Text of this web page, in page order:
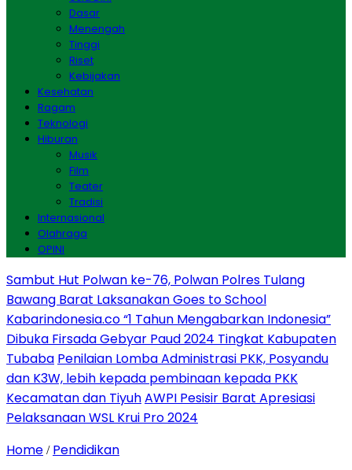
Dasar
Menengah
Tinggi
Riset
Kebijakan
Kesehatan
Ragam
Teknologi
Hiburan
Musik
Film
Teater
Tradisi
Internasional
Olahraga
OPINI
Sambut Hut Polwan ke-76, Polwan Polres Tulang
Bawang Barat Laksanakan Goes to School
Kabarindonesia.co “1 Tahun Mengabarkan Indonesia”
Dibuka Firsada Gebyar Paud 2024 Tingkat Kabupaten
Tubaba Penilaian Lomba Administrasi PKK, Posyandu
dan K3W, lebih kepada pembinaan kepada PKK
Kecamatan dan TiyuhAWPI Pesisir Barat Apresiasi
Pelaksanaan WSL Krui Pro 2024
Home / Pendidikan